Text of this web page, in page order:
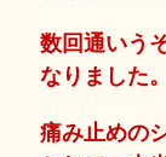
数回通いう
なりました。
痛み止めの